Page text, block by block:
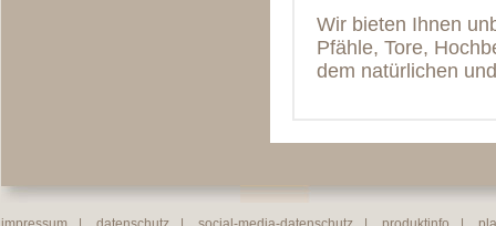
Wir bieten Ihnen
Pfähle, Tore,
dem natürlichen